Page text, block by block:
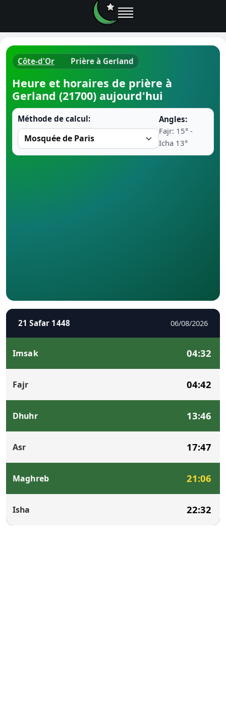
Ramadan
Côte-d'Or Prière à Gerland
Heure et horaires de prière à
Gerland (21700) aujourd'hui
Méthode de calcul:
Angles:
Fajr: 15° -
Icha 13°
21 Safar 1448 06/08/2026
Imsak 04:32
Fajr 04:42
Dhuhr 13:46
Asr 17:47
Maghreb 21:06
Isha 22:32